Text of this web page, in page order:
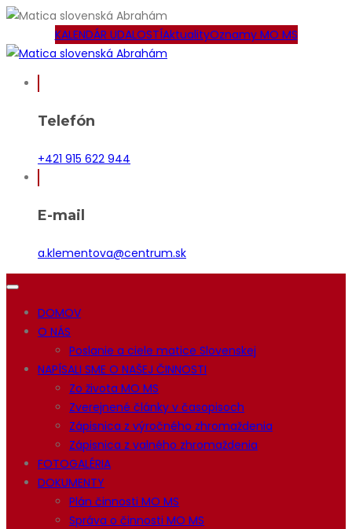
KALENDÁR UDALOSTÍAktualityOznamy MO MS
Telefón
+421 915 622 944
E-mail
a.klementova@centrum.sk
DOMOV
O NÁS
Poslanie a ciele matice Slovenskej
NAPÍSALI SME O NAŠEJ ČINNOSTI
Zo života MO MS
Zverejnené články v časopisoch
Zápisnica z výročného zhromaždenia
Zápisnica z valného zhromaždenia
FOTOGALÉRIA
DOKUMENTY
Plán činnosti MO MS
Správa o činnosti MO MS